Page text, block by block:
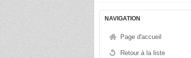
NAVIGATION
Page d'accueil
Retour à la liste